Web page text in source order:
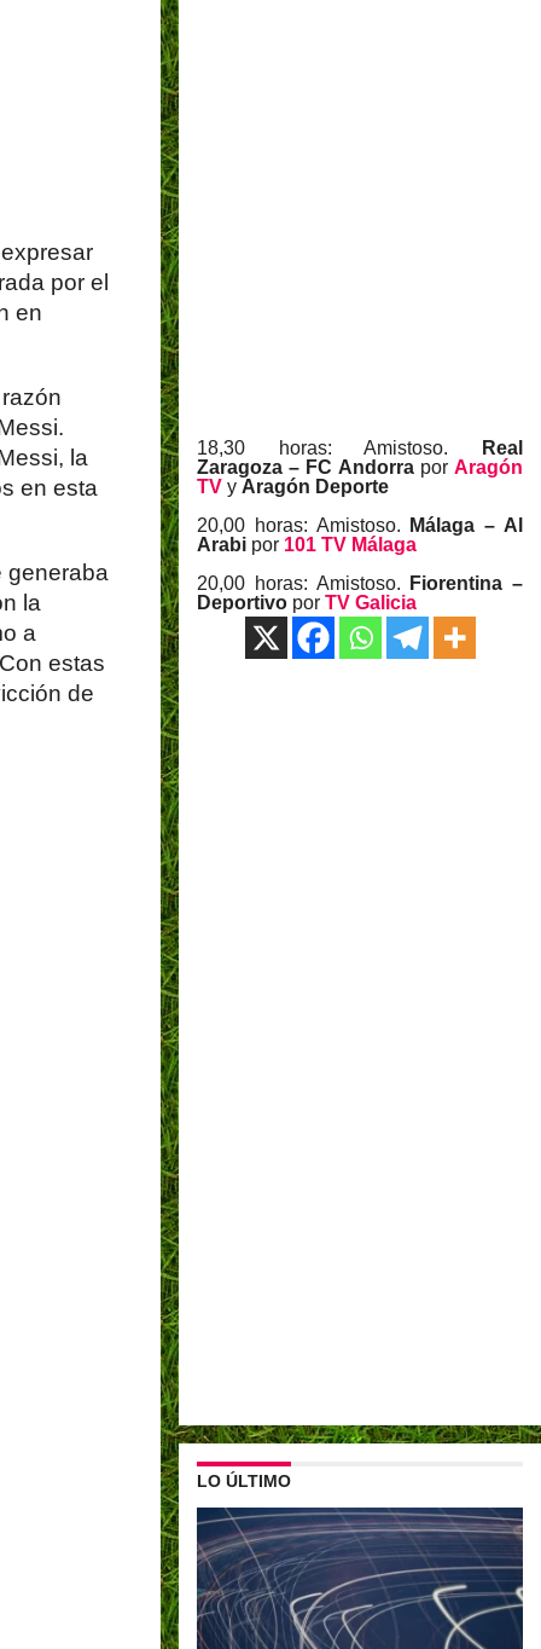
por el
en
la
en esta
generaba
la
a
estas
de
18,30 horas: Amistoso.
Real
Zaragoza – FC Andorra porAragón
TV y Aragón Deporte
20,00 horas: Amistoso.
Málaga – Al
Arabi por 101 TV Málaga
20,00 horas: Amistoso.
Fiorentina –
Deportivo por TV Galicia
LO ÚLTIMO